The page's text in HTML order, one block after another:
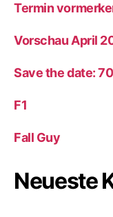
Termin
Vorschau April
Save the date:
F1
Fall Guy
Neueste